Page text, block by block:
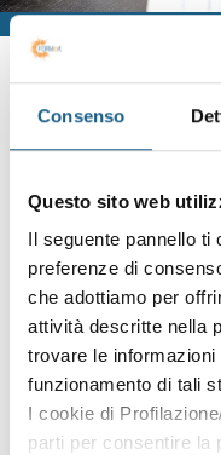
Consenso
Questo sito web
Il seguente pannello ti
preferenze di
che adottiamo per
attività descritte nella
trovare le
funzionamento di tali
I cookie di
parti per consentire la
Iscrizione
Sei già cliente?
iscrizione:
AZIENDA
P. IVA
PASSWORD (minimo 8